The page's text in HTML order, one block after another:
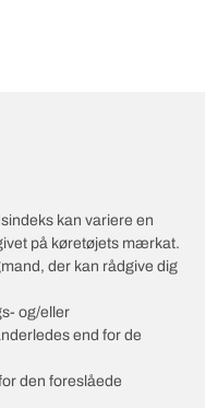
kan variere en
på køretøjets mærkat.
der kan rådgive dig
og/eller
end for de
den foreslåede